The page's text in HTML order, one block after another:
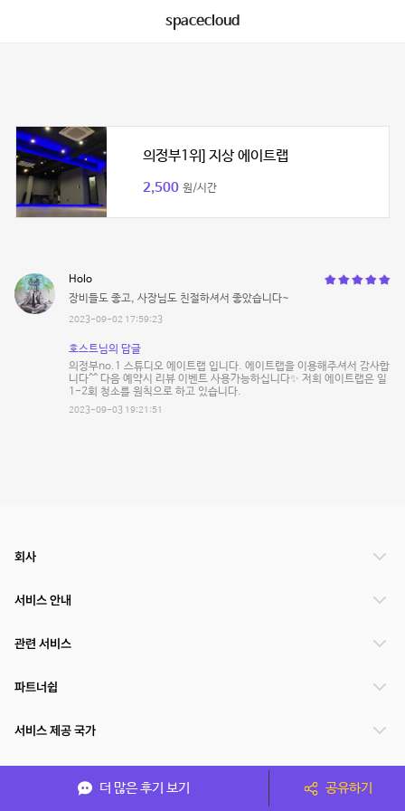
spacecloud
의정부1위] 지상 에이트랩
2,500 원/시간
Holo
장비들도 좋고, 사장님도 친절하셔서 좋았습니다~
2023-09-02 17:59:23
호스트님의 답글
의정부no.1 스튜디오 에이트랩 입니다. 에이트랩을 이용해주셔서 감사합
니다^^ 다음 예약시 리뷰 이벤트 사용가능하십니다✨ 저희 에이트랩은 일
1-2회 청소를 원칙으로 하고 있습니다.
2023-09-03 19:21:51
더 많은 후기 보기 공유하기
회사
서비스 안내
관련 서비스
파트너쉽
서비스 제공 국가
(주)NSPACE 사업자정보